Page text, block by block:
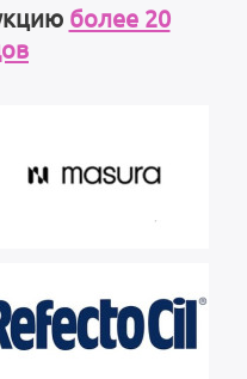
более 20